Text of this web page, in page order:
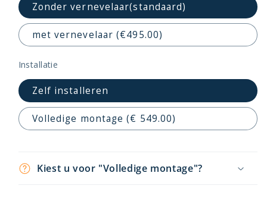
Zonder vernevelaar(standaard)
met vernevelaar (€495.00)
Installatie
Zelf installeren
Volledige montage (€ 549.00)
Kiest u voor "Volledige montage"?